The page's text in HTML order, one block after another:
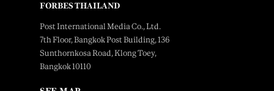
FORBES THAILAND
Post International Media Co., Ltd.
7th Floor, Bangkok Post Building, 136
Sunthornkosa Road, Klong Toey,
Bangkok 10110